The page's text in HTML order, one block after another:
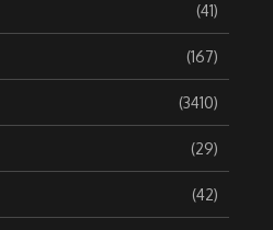
(41)
(167)
(3410)
(29)
(42)